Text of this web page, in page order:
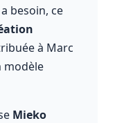
besoin, ce
à Marc
modèle
Mieko